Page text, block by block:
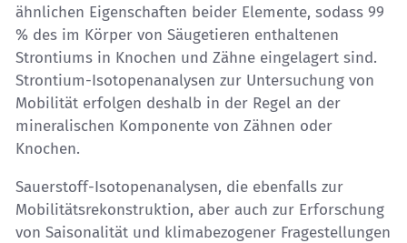
ähnlichen Eigenschaften beider Elemente, sodass 99
% des im Körper von Säugetieren enthaltenen
Strontiums in Knochen und Zähne eingelagert sind.
Strontium-Isotopenanalysen zur Untersuchung von
Mobilität erfolgen deshalb in der Regel an der
mineralischen Komponente von Zähnen oder
Knochen.
Sauerstoff-Isotopenanalysen, die ebenfalls zur
Mobilitätsrekonstruktion, aber auch zur Erforschung
von Saisonalität und klimabezogener Fragestellungen